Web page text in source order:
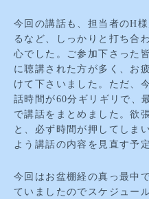
今回の講話も、担当者のH
るなど、しっかりと打ち合
心でした。ご参加下さった
に聴講された方が多く、お
けて下さいました。ただ、
話時間が60分ギリギリで、
で講話をまとめました。欲
と、必ず時間が押してしま
よう講話の内容を見直す予
今回はお盆棚経の真っ最中
ていましたのでスケジュー